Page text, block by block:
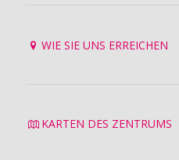
WIE SIE UNS ERREICHEN
KARTEN DES ZENTRUMS